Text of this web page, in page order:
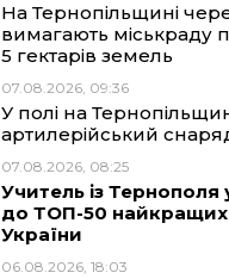
На Тернопільщині
вимагають міськраду
5 гектарів земель
07.08.2026, 09:36
У полі на
артилерійський
07.08.2026, 08:25
Учитель із Тернополя
до ТОП-50 найкращих
України
06.08.2026, 18:03